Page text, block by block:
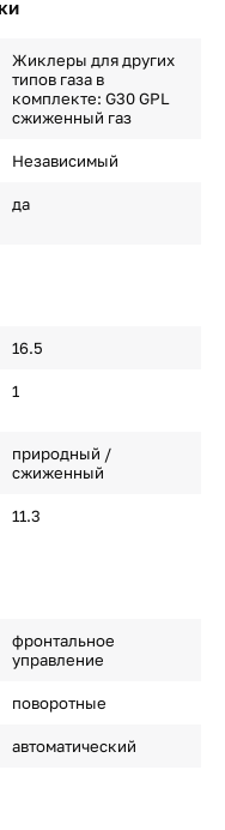
Жиклеры для других
типов газа в
комплекте: G30 GPL
сжиженный газ
Независимый
да
16.5
1
природный /
сжиженный
11.3
фронтальное
управление
поворотные
автоматический